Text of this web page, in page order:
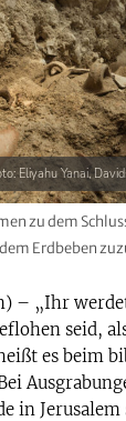
Eliyahu Yanai,
zu dem
Erdbeben
– „Ihr
seid,
es beim
in Jerusalem